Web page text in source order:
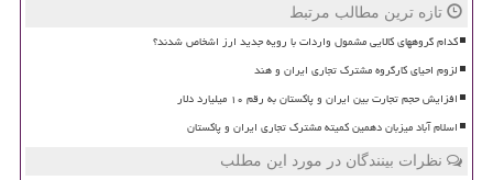
تازه ترین مطالب مرتبط
کدام گروههای کالایی مشمول واردات با رویه جدید ارز اشخاص شدند؟
لزوم احیای کارگروه مشترک تجاری ایران و هند
افزایش حجم تجارت بین ایران و پاکستان به رقم ۱۰ میلیارد دلار
اسلام آباد میزبان دهمین کمیته مشترک تجاری ایران و پاکستان
نظرات بینندگان در مورد این مطلب